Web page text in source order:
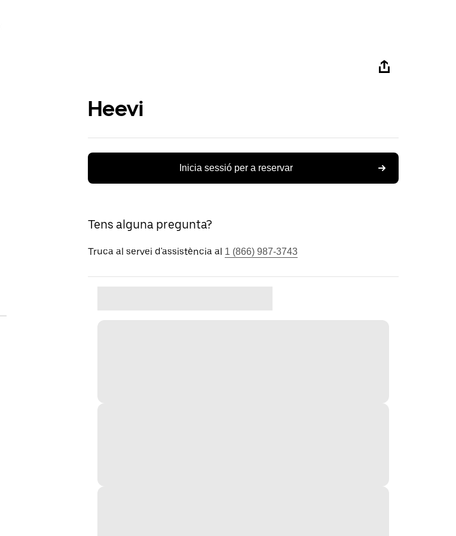
Heevi
Inicia sessió per a reservar
Tens alguna pregunta?
Truca al servei d'assistència al 1 (866) 987-3743